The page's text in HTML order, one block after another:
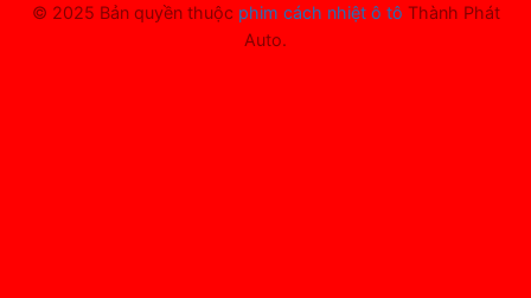
© 2025 Bản quyền thuộc phim cách nhiệt ô tô Thành Phát
Auto.